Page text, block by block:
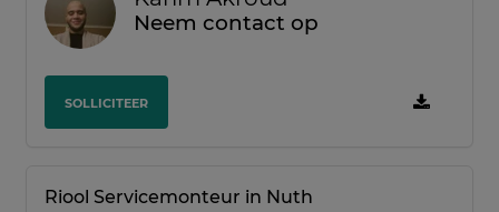
Neem contact op
SOLLICITEER
Riool Servicemonteur in Nuth